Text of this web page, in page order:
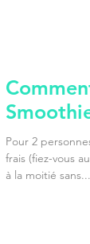
Pour 2
frais (fiez-vous
à la moitié sans...